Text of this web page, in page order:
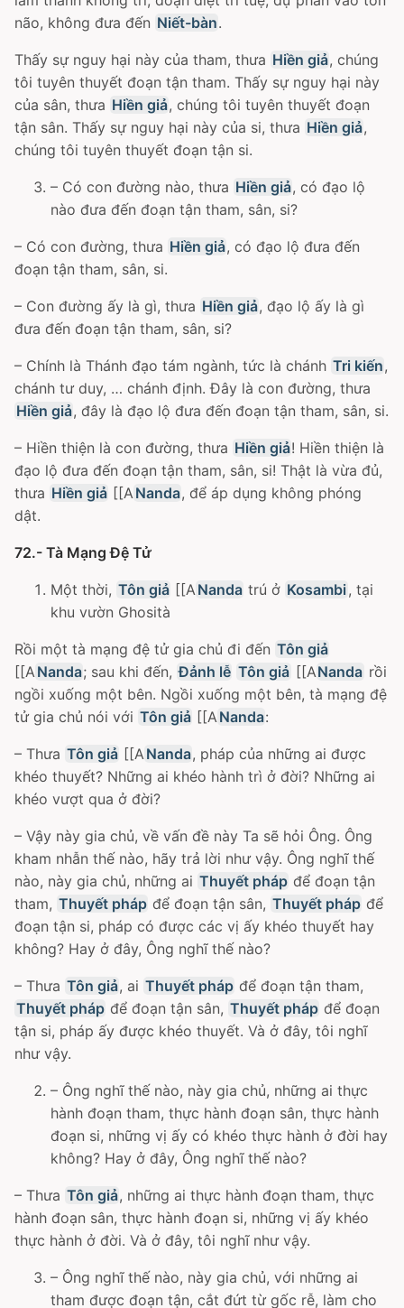
não, không đưa đến Niết-bàn.
Thấy sự nguy hại này của tham, thưa Hiền giả, chúng
tôi tuyên thuyết đoạn tận tham. Thấy sự nguy hại này
của sân, thưa Hiền giả, chúng tôi tuyên thuyết đoạn
tận sân. Thấy sự nguy hại này của si, thưa Hiền giả,
chúng tôi tuyên thuyết đoạn tận si.
– Có con đường nào, thưa Hiền giả, có đạo lộ
nào đưa đến đoạn tận tham, sân, si?
– Có con đường, thưa Hiền giả, có đạo lộ đưa đến
đoạn tận tham, sân, si.
– Con đường ấy là gì, thưa Hiền giả, đạo lộ ấy là gì
đưa đến đoạn tận tham, sân, si?
– Chính là Thánh đạo tám ngành, tức là chánh Tri kiến,
chánh tư duy, … chánh định. Ðây là con đường, thưa
Hiền giả, đây là đạo lộ đưa đến đoạn tận tham, sân, si.
– Hiền thiện là con đường, thưa Hiền giả! Hiền thiện là
đạo lộ đưa đến đoạn tận tham, sân, si! Thật là vừa đủ,
thưa Hiền giả [[A Nanda, để áp dụng không phóng
dật.
72.- Tà Mạng Ðệ Tử
Một thời, Tôn giả [[A Nanda trú ở Kosambi , tại
khu vườn Ghosità
Rồi một tà mạng đệ tử gia chủ đi đến Tôn giả
[[A Nanda; sau khi đến, Đảnh lễ Tôn giả [[ANanda rồi
ngồi xuống một bên. Ngồi xuống một bên, tà mạng đệ
tử gia chủ nói với Tôn giả [[A Nanda:
– Thưa Tôn giả [[A Nanda, pháp của những ai được
khéo thuyết? Những ai khéo hành trì ở đời? Những ai
khéo vượt qua ở đời?
– Vậy này gia chủ, về vấn đề này Ta sẽ hỏi Ông. Ông
kham nhẫn thế nào, hãy trả lời như vậy. Ông nghĩ thế
nào, này gia chủ, những ai Thuyết pháp để đoạn tận
tham, Thuyết pháp để đoạn tận sân, Thuyết pháp để
đoạn tận si, pháp có được các vị ấy khéo thuyết hay
không? Hay ở đây, Ông nghĩ thế nào?
– Thưa Tôn giả, ai Thuyết pháp để đoạn tận tham,
Thuyết pháp để đoạn tận sân, Thuyết pháp để đoạn
tận si, pháp ấy được khéo thuyết. Và ở đây, tôi nghĩ
như vậy.
– Ông nghĩ thế nào, này gia chủ, những ai thực
hành đoạn tham, thực hành đoạn sân, thực hành
đoạn si, những vị ấy có khéo thực hành ở đời hay
không? Hay ở đây, Ông nghĩ thế nào?
– Thưa Tôn giả, những ai thực hành đoạn tham, thực
hành đoạn sân, thực hành đoạn si, những vị ấy khéo
thực hành ở đời. Và ở đây, tôi nghĩ như vậy.
– Ông nghĩ thế nào, này gia chủ, với những ai
tham được đoạn tận, cắt đứt từ gốc rễ, làm cho